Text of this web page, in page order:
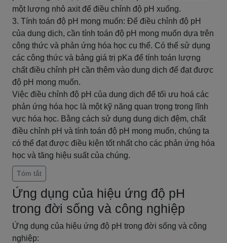
một lượng nhỏ axit để điều chỉnh độ pH xuống.
3. Tính toán độ pH mong muốn: Để điều chỉnh độ pH
của dung dịch, cần tính toán độ pH mong muốn dựa trên
công thức và phản ứng hóa học cụ thể. Có thể sử dụng
các công thức và bảng giá trị pKa để tính toán lượng
chất điều chỉnh pH cần thêm vào dung dịch để đạt được
độ pH mong muốn.
Việc điều chỉnh độ pH của dung dịch để tối ưu hoá các
phản ứng hóa học là một kỹ năng quan trọng trong lĩnh
vực hóa học. Bằng cách sử dụng dung dịch đệm, chất
điều chỉnh pH và tính toán độ pH mong muốn, chúng ta
có thể đạt được điều kiện tốt nhất cho các phản ứng hóa
học và tăng hiệu suất của chúng.
Tóm tắt
Ứng dụng của hiệu ứng độ pH
trong đời sống và công nghiệp
Ứng dụng của hiệu ứng độ pH trong đời sống và công
nghiệp: